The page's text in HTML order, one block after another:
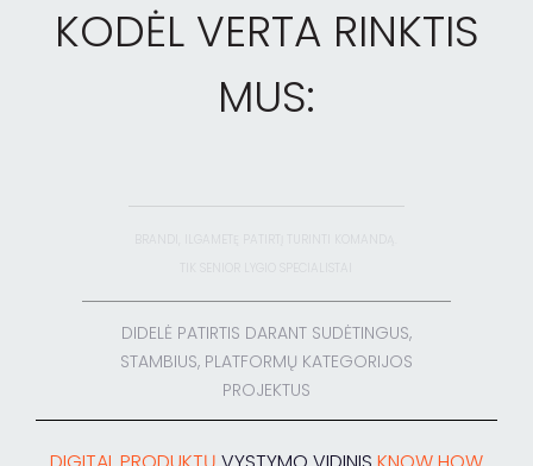
KODĖL VERTA RINKTIS
MUS:
DIDELĖ PATIRTIS DARANT SUDĖTINGUS,
STAMBIUS, PLATFORMŲ KATEGORIJOS
PROJEKTUS